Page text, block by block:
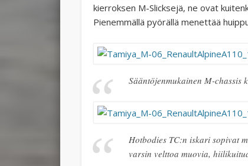
kierroksen M-Slicksejä, ne ovat
Pienemmällä pyörällä menettää
Sääntöjenmukainen M-chassis
Hotbodies TC:n iskari sopivat
varsin velttoa muovia,